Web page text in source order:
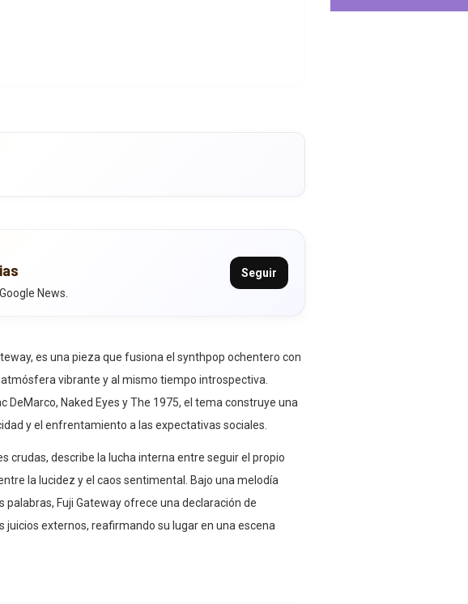
News.
Seguir
es una pieza que fusiona el synthpop ochentero con
vibrante y al mismo tiempo introspectiva.
DeMarco, Naked Eyes y The 1975, el tema construye una
y el enfrentamiento a las expectativas sociales.
crudas, describe la lucha interna entre seguir el propio
la lucidez y el caos sentimental. Bajo una melodía
Fuji Gateway ofrece una declaración de
juicios externos, reafirmando su lugar en una escena